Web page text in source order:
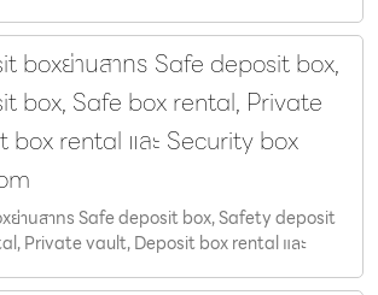
boxย่านสาทร Safe deposit box,
box, Safe box rental, Private
box rental และ Security box
านสาทร Safe deposit box, Safety deposit
Private vault, Deposit box rental และ